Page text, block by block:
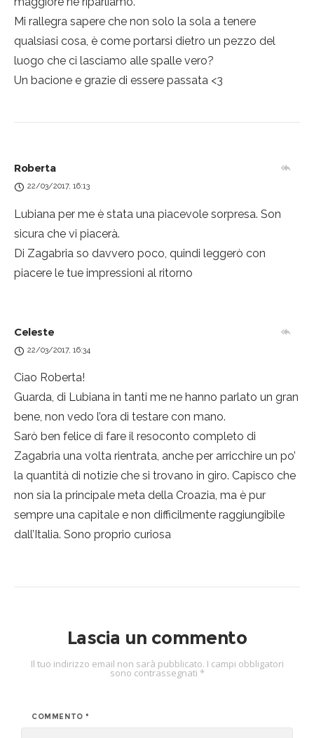
Mi rallegra sapere che non solo la sola a tenere
qualsiasi cosa, è come portarsi dietro un pezzo del
luogo che ci lasciamo alle spalle vero?
Un bacione e grazie di essere passata <3
Roberta
22/03/2017, 16:13
Lubiana per me è stata una piacevole sorpresa. Son
sicura che vi piacerà.
Di Zagabria so davvero poco, quindi leggerò con
piacere le tue impressioni al ritorno
Celeste
22/03/2017, 16:34
Ciao Roberta!
Guarda, di Lubiana in tanti me ne hanno parlato un gran
bene, non vedo l’ora di testare con mano.
Sarò ben felice di fare il resoconto completo di
Zagabria una volta rientrata, anche per arricchire un po’
la quantità di notizie che si trovano in giro. Capisco che
non sia la principale meta della Croazia, ma è pur
sempre una capitale e non difficilmente raggiungibile
dall’Italia. Sono proprio curiosa
Lascia un commento
Il tuo indirizzo email non sarà pubblicato. I campi obbligatori
sono contrassegnati *
COMMENTO*